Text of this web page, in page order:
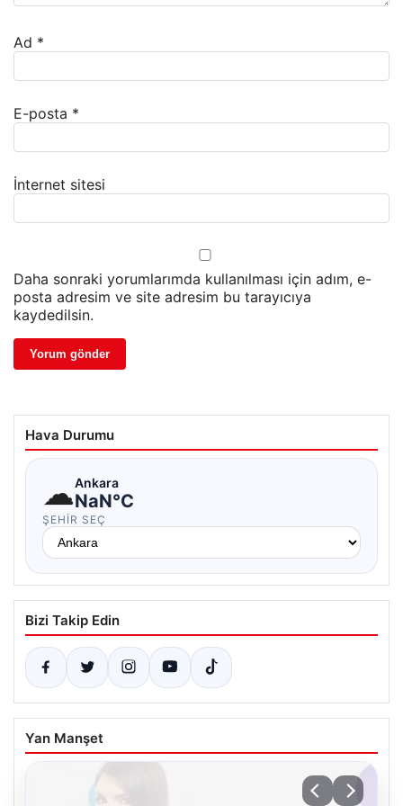
Ad *
E-posta *
İnternet sitesi
Daha sonraki yorumlarımda kullanılması için adım, e-
posta adresim ve site adresim bu tarayıcıya
kaydedilsin.
Hava Durumu
☁Ankara
NaN°C
ŞEHIR SEÇ
Bizi Takip Edin
Yan Manşet